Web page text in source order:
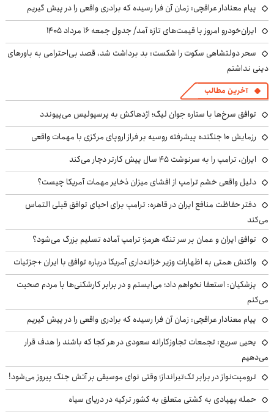
پیام معنادار عراقچی: زمان آن فرا رسیده که برادری واقعی را در پیش گیریم
ایران‌خودرو امروز با قیمت‌های تازه آمد/ جدول جمعه ۱۶ مرداد ۱۴۰۵
سحر دولتشاهی سکوت را شکست: بد برداشت شد، قصد بی‌احترامی به باورهای
دینی نداشتم
آخرین مطالب
توافق سرخ‌ها با ستاره جوان لیگ؛ اژدهاکش به پرسپولیس می‌پیوندد
رزمایش ۱۰ جنگنده پیشرفته روسیه بر فراز اروپای مرکزی با مهمات واقعی
ایران، ترامپ را به سرنوشت ۴۵ سال پیش کارتر دچار می‌کند
دلیل واقعی خشم ترامپ از افشای میزان ذخایر مهمات آمریکا چیست؟
دفتر حفاظت منافع ایران در قاهره: ترامپ برای احیای توافق قبلی التماس
می‌کند
توافق ایران و عمان بر سر تنگه هرمز؛ ترامپ آماده تسلیم بزرگ می‌شود؟
واکنش همتی به اظهارات وزیر خزانه‌داری آمریکا درباره توافق با ایران +جزئیات
پزشکیان: استعفا نخواهم داد؛ می‌ایستم و در برابر کارشکنی‌ها با مردم صحبت
می‌کنم
پیام معنادار عراقچی: زمان آن فرا رسیده که برادری واقعی را در پیش گیریم
یحیی سریع: تجمعات تجاوزکارانه سعودی در هر کجا که باشند را هدف قرار
می‌دهیم
ترومپت‌نواز در برابر تک‌تیرانداز؛ وقتی نوای موسیقی بر آتش جنگ پیروز می‌شود!
حمله پهپادی به کشتی متعلق به کشور ترکیه در دریای سیاه